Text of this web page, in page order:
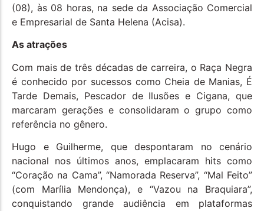
(08), às 08 horas, na sede da Associação Comercial
e Empresarial de Santa Helena (Acisa).
As atrações
Com mais de três décadas de carreira, o Raça Negra
é conhecido por sucessos como Cheia de Manias, É
Tarde Demais, Pescador de Ilusões e Cigana, que
marcaram gerações e consolidaram o grupo como
referência no gênero.
Hugo e Guilherme, que despontaram no cenário
nacional nos últimos anos, emplacaram hits como
“Coração na Cama”, “Namorada Reserva”, “Mal Feito”
(com Marília Mendonça), e “Vazou na Braquiara”,
conquistando grande audiência em plataformas